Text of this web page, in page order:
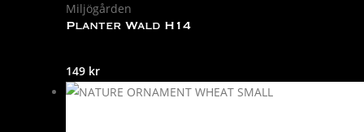
Miljögården
Planter Wald H14
149 kr